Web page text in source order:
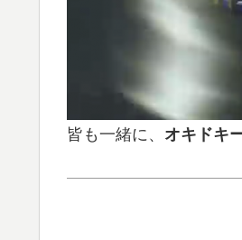
皆も一緒に、 オキドキ